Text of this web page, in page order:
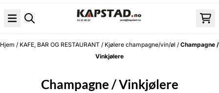
Hjem / KAFE, BAR OG RESTAURANT / Kjølere champagne/vin/øl / Champagne /
Vinkjølere
Champagne / Vinkjølere